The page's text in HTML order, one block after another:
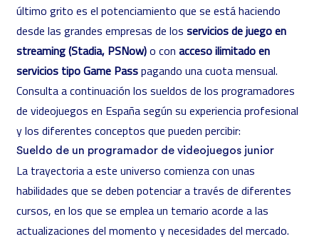
último grito es el potenciamiento que se está haciendo
desde las grandes empresas de los servicios de juego en
streaming (Stadia, PSNow)o con acceso ilimitado en
servicios tipo Game Passpagando una cuota mensual.
Consulta a continuación los sueldos de los programadores
de videojuegos en España según su experiencia profesional
y los diferentes conceptos que pueden percibir:
Sueldo de un programador de videojuegos junior
La trayectoria a este universo comienza con unas
habilidades que se deben potenciar a través de diferentes
cursos, en los que se emplea un temario acorde a las
actualizaciones del momento y necesidades del mercado.